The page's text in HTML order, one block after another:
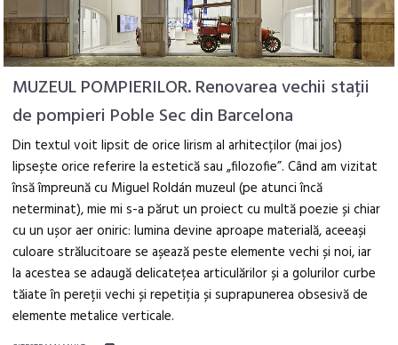
MUZEUL POMPIERILOR. Renovarea vechii stații
de pompieri Poble Sec din Barcelona
Din textul voit lipsit de orice lirism al arhitecților (mai jos)
lipsește orice referire la estetică sau „filozofie”. Când am vizitat
însă împreună cu Miguel Roldán muzeul (pe atunci încă
neterminat), mie mi s-a părut un proiect cu multă poezie și chiar
cu un ușor aer oniric: lumina devine aproape materială, aceeași
culoare strălucitoare se așează peste elemente vechi și noi, iar
la acestea se adaugă delicatețea articulărilor și a golurilor curbe
tăiate în pereții vechi și repetiția și suprapunerea obsesivă de
elemente metalice verticale.